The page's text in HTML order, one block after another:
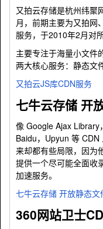
又拍云存储是杭州纬聚
月，前期主要为又拍网
服务，于2010年2月对
主要专注于海量小文件
两大核心服务：静态文
又拍云JS库CDN服务
七牛云存储 开
像 Google Ajax Library
Baidu，Upyun 等
来却都有些局限，因为
提供一个尽可能全面收
加速服务。
七牛云存储 开放静态文
360网站卫士